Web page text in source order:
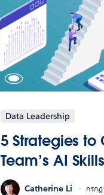
Data Leadership
5 Strategies to
Team’s AI
Catherine Li กรก